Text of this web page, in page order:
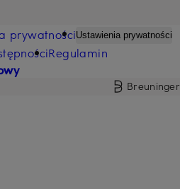
prywatnościUstawienia prywatności
Regulamin
Breuninger